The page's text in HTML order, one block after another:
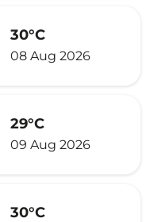
30°C
08 Aug 2026
29°C
09 Aug 2026
30°C